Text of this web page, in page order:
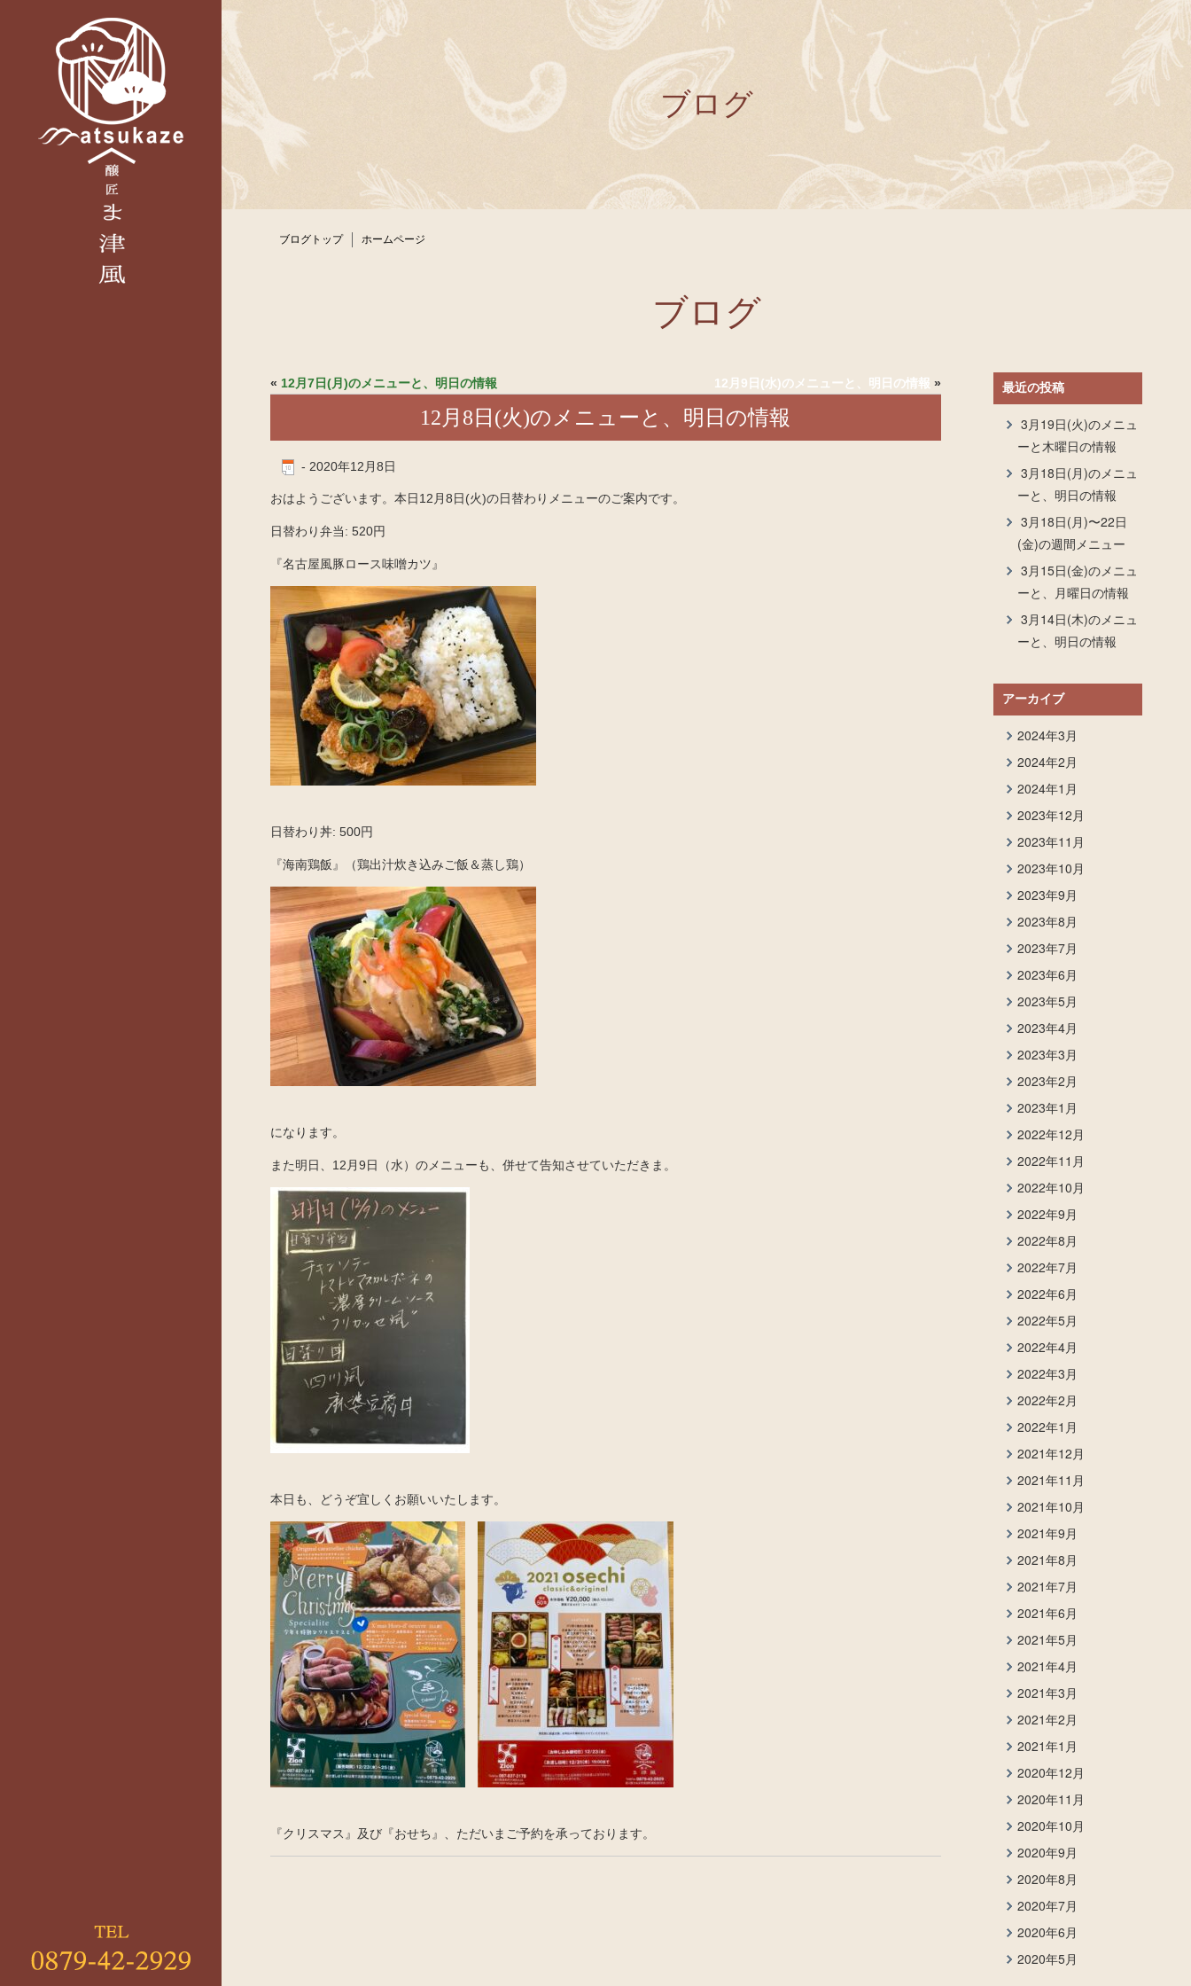
ブログ
ブログトップ ホームページ
ブログ
« 12月7日(月)のメニューと、明日の情報 12月9日(水)のメニューと、明日の情報 »
12月8日(火)のメニューと、明日の情報
- 2020年12月8日
おはようございます。本日12月8日(火)の日替わりメニューのご案内です。
日替わり弁当: 520円
『名古屋風豚ロース味噌カツ』
日替わり丼: 500円
『海南鶏飯』（鶏出汁炊き込みご飯＆蒸し鶏）
になります。
また明日、12月9日（水）のメニューも、併せて告知させていただきま。
本日も、どうぞ宜しくお願いいたします。
『クリスマス』及び『おせち』、ただいまご予約を承っております。
最近の投稿
3月19日(火)のメニュ
ーと木曜日の情報
3月18日(月)のメニュ
ーと、明日の情報
3月18日(月)〜22日
(金)の週間メニュー
3月15日(金)のメニュ
ーと、月曜日の情報
3月14日(木)のメニュ
ーと、明日の情報
アーカイブ
2024年3月
2024年2月
2024年1月
2023年12月
2023年11月
2023年10月
2023年9月
2023年8月
2023年7月
2023年6月
2023年5月
2023年4月
2023年3月
2023年2月
2023年1月
2022年12月
2022年11月
2022年10月
2022年9月
2022年8月
2022年7月
2022年6月
2022年5月
2022年4月
2022年3月
2022年2月
2022年1月
2021年12月
2021年11月
2021年10月
2021年9月
2021年8月
2021年7月
2021年6月
2021年5月
2021年4月
2021年3月
2021年2月
2021年1月
2020年12月
2020年11月
2020年10月
2020年9月
2020年8月
2020年7月
2020年6月
2020年5月